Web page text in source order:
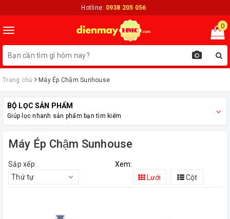
Hotline: 0938 205 056
Toggle
navigation
0
Trang chủ Máy Ép Chậm Sunhouse
BỘ LỌC SẢN PHẨM
Giúp lọc nhanh sản phẩm bạn tìm kiếm
Máy Ép Chậm Sunhouse
Sắp xếp:
Thứ tự
Xem:
Lưới
Cột